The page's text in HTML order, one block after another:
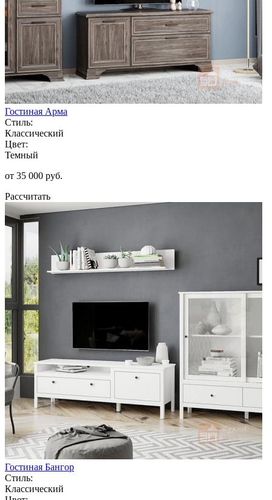
Гостиная Арма
Стиль:
Классический
Цвет:
Темный
от 35 000 руб.
Рассчитать
Гостиная Бангор
Стиль:
Классический